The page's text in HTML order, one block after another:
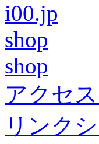
i00.jp
shop
shop
アクセ
リンク